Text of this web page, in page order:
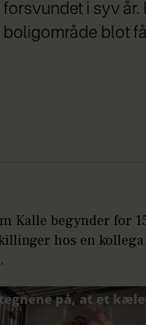
i syv år.
boligområde blot
Kalle begynder for
hos en